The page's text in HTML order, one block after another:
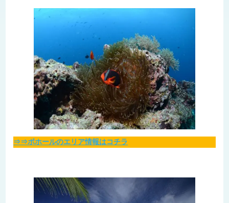
⇒⇒ボホールのエリア情報はコチラ